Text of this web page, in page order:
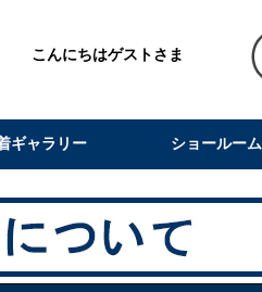
こんにちはゲストさま
ギャラリー ショールーム